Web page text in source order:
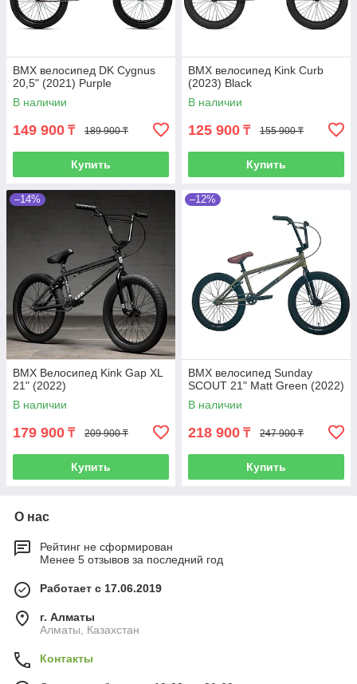
BMX велосипед DK Cygnus
20,5" (2021) Purple
В наличии
149 900 ₸ 189 900 ₸
Купить
BMX велосипед Kink Curb
(2023) Black
В наличии
125 900 ₸ 155 900 ₸
Купить
–14%
BMX Велосипед Kink Gap XL
21" (2022)
В наличии
179 900 ₸ 209 900 ₸
Купить
–12%
BMX велосипед Sunday
SCOUT 21" Matt Green (2022)
В наличии
218 900 ₸ 247 900 ₸
Купить
О нас
Рейтинг не сформирован
Менее 5 отзывов за последний год
Работает с 17.06.2019
г. Алматы
Алматы, Казахстан
Контакты